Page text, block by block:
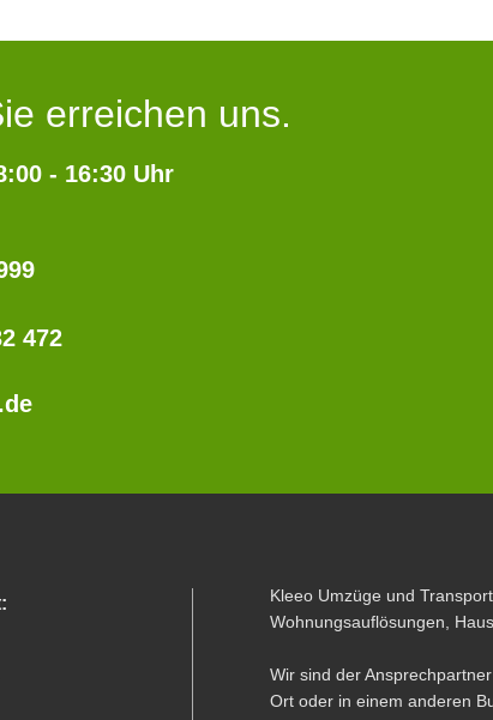
erreichen uns.
- 16:30 Uhr
472
Kleeo Umzüge und
Wohnungsauflösungen,
Wir sind der
Ort oder in einem anderen